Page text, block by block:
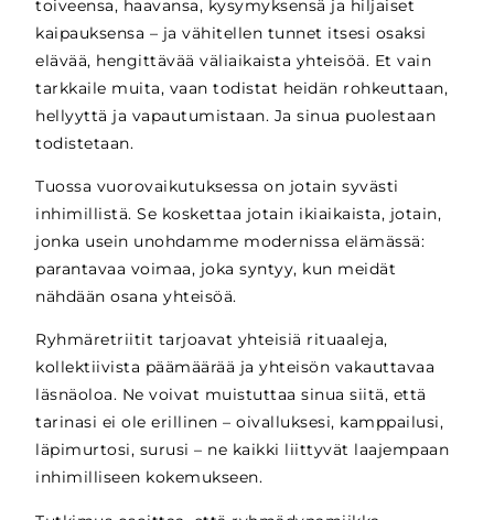
toiveensa, haavansa, kysymyksensä ja hiljaiset
kaipauksensa – ja vähitellen tunnet itsesi osaksi
elävää, hengittävää väliaikaista yhteisöä. Et vain
tarkkaile muita, vaan todistat heidän rohkeuttaan,
hellyyttä ja vapautumistaan. Ja sinua puolestaan
todistetaan.
Tuossa vuorovaikutuksessa on jotain syvästi
inhimillistä. Se koskettaa jotain ikiaikaista, jotain,
jonka usein unohdamme modernissa elämässä:
parantavaa voimaa, joka syntyy, kun meidät
nähdään osana yhteisöä.
Ryhmäretriitit tarjoavat yhteisiä rituaaleja,
kollektiivista päämäärää ja yhteisön vakauttavaa
läsnäoloa. Ne voivat muistuttaa sinua siitä, että
tarinasi ei ole erillinen – oivalluksesi, kamppailusi,
läpimurtosi, surusi – ne kaikki liittyvät laajempaan
inhimilliseen kokemukseen.